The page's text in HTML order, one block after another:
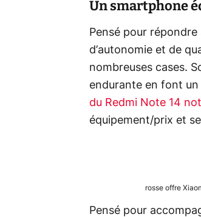
Un smartphone
Pensé pour
d’autonomie et de
nombreuses cases.
endurante en font
du Redmi Note 14
équipement/prix et
rosse offre
Pensé pour